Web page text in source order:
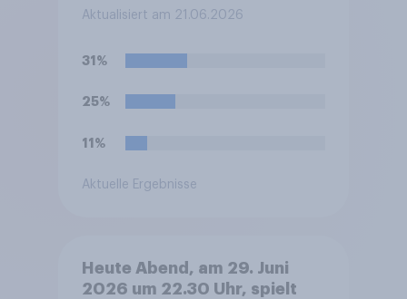
Nagelsmann können Sie
Aktualisiert am 21.06.2026
31%
25%
11%
Aktuelle Ergebnisse
Heute Abend, am 29. Juni
2026 um 22.30 Uhr, spielt